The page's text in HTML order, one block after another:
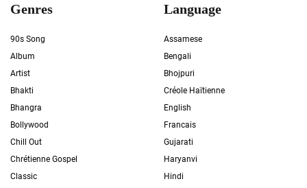
Genres
90s Song
Album
Artist
Bhakti
Bhangra
Bollywood
Chill Out
Chrétienne Gospel
Classic
Language
Assamese
Bengali
Bhojpuri
Créole Haïtienne
English
Francais
Gujarati
Haryanvi
Hindi